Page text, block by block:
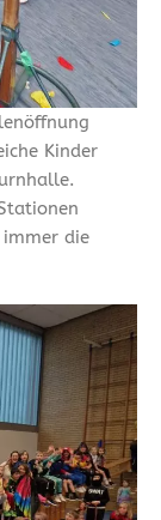
Kinder
die